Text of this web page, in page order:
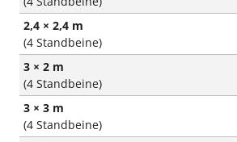
2,4 × 2,4 m
(4 Standbeine)
3 × 2 m
(4 Standbeine)
3 × 3 m
(4 Standbeine)